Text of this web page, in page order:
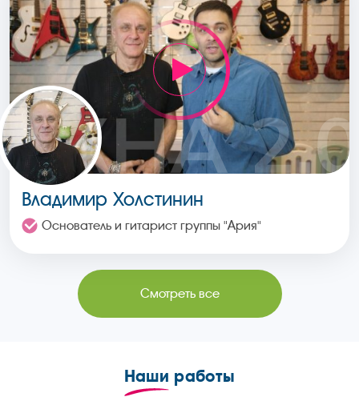
Владимир Холстинин
Основатель и гитарист группы "Ария"
Смотреть все
Наши работы